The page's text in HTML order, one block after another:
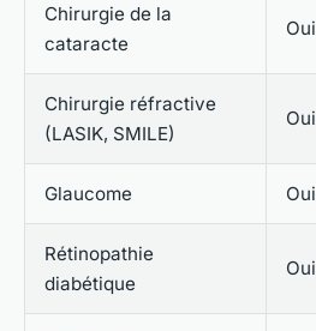
Chirurgie de la
cataracte
Oui
Chirurgie réfractive
(LASIK, SMILE)
Oui
Glaucome Oui
Rétinopathie
diabétique
Oui